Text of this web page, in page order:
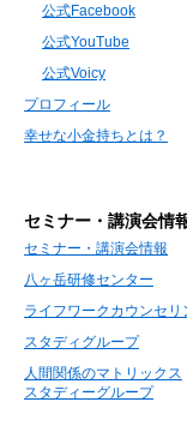
公式Facebook
公式YouTube
公式Voicy
プロフィール
幸せな小金持ちとは？
セミナー・講演会情
セミナー・講演会情報
八ヶ岳研修センター
ライフワークカウンセリ
スタディグループ
人間関係のマトリックス
スタディーグループ